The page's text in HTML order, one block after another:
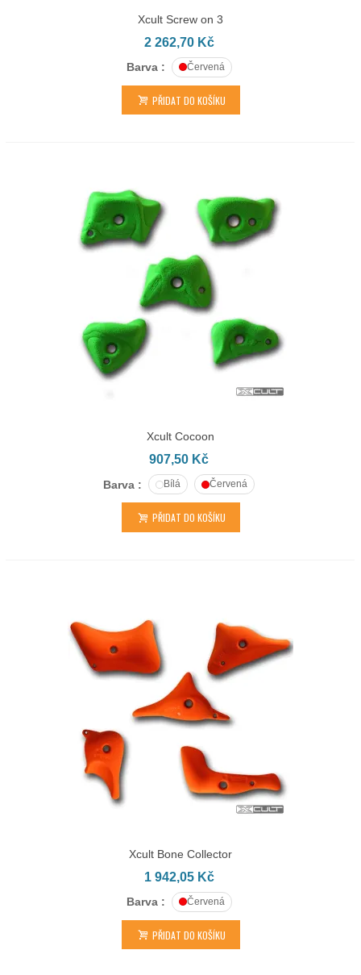
Xcult Screw on 3
2 262,70 Kč
Barva : Červená
PŘIDAT DO KOŠÍKU
Xcult Cocoon
907,50 Kč
Barva : Bílá Červená
PŘIDAT DO KOŠÍKU
Xcult Bone Collector
1 942,05 Kč
Barva : Červená
PŘIDAT DO KOŠÍKU